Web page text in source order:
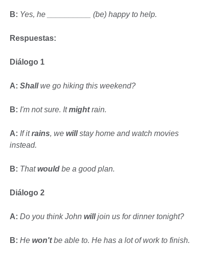
B: Yes, he __________ (be) happy to help.
Respuestas:
Diálogo 1
A: Shallwe go hiking this weekend?
B: I'm not sure. Itmightrain.
A: If itrains, we willstay home and watch movies
instead.
B: Thatwould be a good plan.
Diálogo 2
A: Do you think John willjoin us for dinner tonight?
B: He won'tbe able to. He has a lot of work to finish.